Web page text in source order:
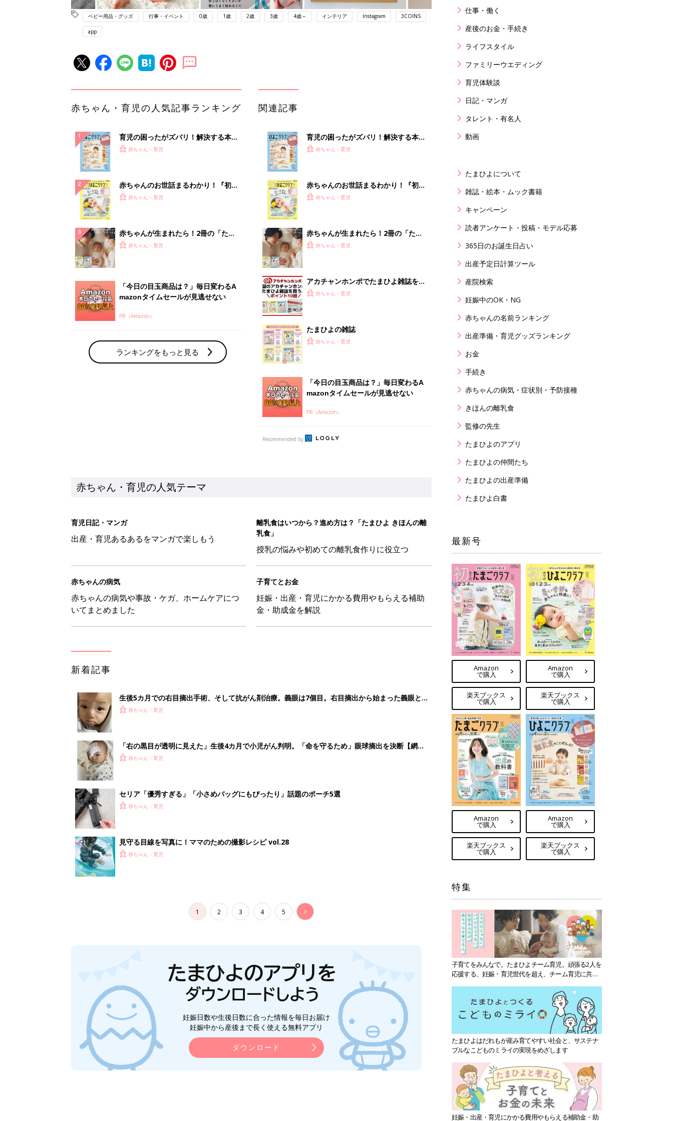
ベビー用品・グッズ 行事・イベント 0歳 1歳 2歳 3歳 4歳～ インテリア Instagram 3COINS
app
赤ちゃん・育児の人気記事ランキング
育児の困ったがズバリ！解決する本
『ひよこクラブ 秋号』 4カ月～2才
赤ちゃん・育児
赤ちゃんのお世話まるわかり！『初め
てのひよこクラブ 夏号』〈巻頭大特
解決テク
赤ちゃん・育児
赤ちゃんが生まれたら！2冊の「たま
ひよ」
赤ちゃん・育児
「今日の目玉商品は？」毎日変わるA
mazonタイムセールが見逃せない
PR（Amazon）
ランキングをもっと見る
関連記事
育児の困ったがズバリ！解決する本
『ひよこクラブ 秋号』 4カ月～2才
赤ちゃん・育児
赤ちゃんのお世話まるわかり！『初め
てのひよこクラブ 夏号』〈巻頭大特
解決テク
赤ちゃん・育児
赤ちゃんが生まれたら！2冊の「たま
ひよ」
赤ちゃん・育児
アカチャンホンポでたまひよ雑誌を買
うとポイント10倍【期間限定】
赤ちゃん・育児
たまひよの雑誌
赤ちゃん・育児
「今日の目玉商品は？」毎日変わるA
mazonタイムセールが見逃せない
PR（Amazon）
Recommended by
赤ちゃん・育児の人気テーマ
育児日記・マンガ
出産・育児あるあるをマンガで楽しもう
離乳食はいつから？進め方は？「たまひよ きほんの離
乳食」
授乳の悩みや初めての離乳食作りに役立つ
赤ちゃんの病気
赤ちゃんの病気や事故・ケガ、ホームケアにつ
いてまとめました
子育てとお金
妊娠・出産・育児にかかる費用やもらえる補助
金・助成金を解説
新着記事
生後5カ月での右目摘出手術、そして抗がん剤治療。義眼は7個目。右目摘出から始まった義眼と
の生活【網膜芽細胞腫】
赤ちゃん・育児
「右の黒目が透明に見えた」生後4カ月で小児がん判明。「命を守るため」眼球摘出を決断【網膜
芽細胞腫】
赤ちゃん・育児
セリア「優秀すぎる」「小さめバッグにもぴったり」話題のポーチ5選
赤ちゃん・育児
見守る目線を写真に！ママのための撮影レシピ vol.28
赤ちゃん・育児
1 2 3 4 5 >
妊娠日数や生後日数に合った情報を毎日お届け
妊娠中から産後まで長く使える無料アプリ
ダウンロード
仕事・働く
産後のお金・手続き
ライフスタイル
ファミリーウエディング
育児体験談
日記・マンガ
タレント・有名人
動画
たまひよについて
雑誌・絵本・ムック書籍
キャンペーン
読者アンケート・投稿・モデル応募
365日のお誕生日占い
出産予定日計算ツール
産院検索
妊娠中のOK・NG
赤ちゃんの名前ランキング
出産準備・育児グッズランキング
お金
手続き
赤ちゃんの病気・症状別・予防接種
きほんの離乳食
監修の先生
たまひよのアプリ
たまひよの仲間たち
たまひよの出産準備
たまひよ白書
最新号
Amazon
で購入
楽天ブックス
で購入
Amazon
で購入
楽天ブックス
で購入
Amazon
で購入
楽天ブックス
で購入
Amazon
で購入
楽天ブックス
で購入
特集
子育てをみんなで。たまひよチーム育児。頑張る2人を
応援する、妊娠・育児世代を超え、チーム育児に共感
たまひよはだれもが産み育てやすい社会と、サステナ
ブルなこどものミライの実現をめざします
妊娠・出産・育児にかかる費用やもらえる補助金・助